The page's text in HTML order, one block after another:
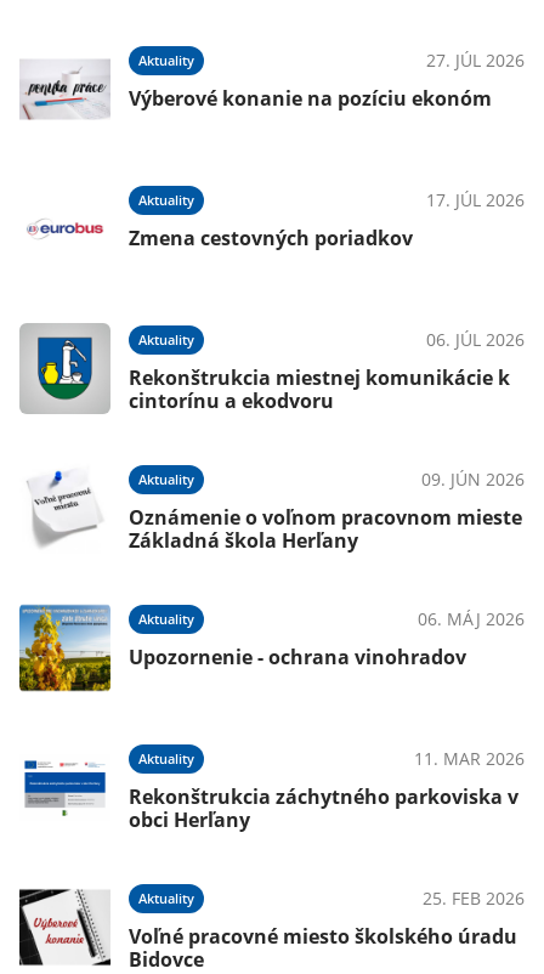
Aktuality 27. JÚL 2026
Výberové konanie na pozíciu ekonóm
Aktuality 17. JÚL 2026
Zmena cestovných poriadkov
Aktuality 06. JÚL 2026
Rekonštrukcia miestnej komunikácie k
cintorínu a ekodvoru
Aktuality 09. JÚN 2026
Oznámenie o voľnom pracovnom mieste
Základná škola Herľany
Aktuality 06. MÁJ 2026
Upozornenie - ochrana vinohradov
Aktuality 11. MAR 2026
Rekonštrukcia záchytného parkoviska v
obci Herľany
Aktuality 25. FEB 2026
Voľné pracovné miesto školského úradu
Bidovce